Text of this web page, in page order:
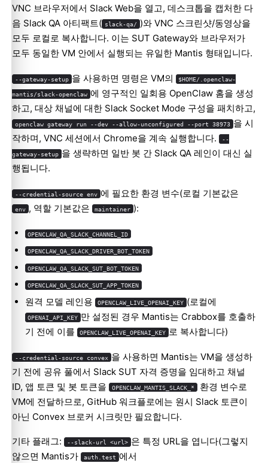
VNC 브라우저에서 Slack Web을 열고, 데스크톱을 캡처한 다
음 Slack QA 아티팩트( slack-qa/ )와 VNC 스크린샷/동영상을
모두 로컬로 복사합니다. 이는 SUT Gateway와 브라우저가
모두 동일한 VM 안에서 실행되는 유일한 Mantis 형태입니다.
--gateway-setup 을 사용하면 명령은 VM의 $HOME/.openclaw-
mantis/slack-openclaw 에 영구적인 일회용 OpenClaw 홈을 생성
하고, 대상 채널에 대한 Slack Socket Mode 구성을 패치하고,
openclaw gateway run --dev --allow-unconfigured --port 38973 을 시
작하며, VNC 세션에서 Chrome을 계속 실행합니다.
--
gateway-setup 을 생략하면 일반 봇 간 Slack QA 레인이 대신 실
행됩니다.
--credential-source env 에 필요한 환경 변수(로컬 기본값은
env , 역할 기본값은 maintainer ):
OPENCLAW_QA_SLACK_CHANNEL_ID
OPENCLAW_QA_SLACK_DRIVER_BOT_TOKEN
OPENCLAW_QA_SLACK_SUT_BOT_TOKEN
OPENCLAW_QA_SLACK_SUT_APP_TOKEN
원격 모델 레인용 OPENCLAW_LIVE_OPENAI_KEY (로컬에
OPENAI_API_KEY 만 설정된 경우 Mantis는 Crabbox를 호출하
기 전에 이를
OPENCLAW_LIVE_OPENAI_KEY 로 복사합니다)
--credential-source convex 을 사용하면 Mantis는 VM을 생성하
기 전에 공유 풀에서 Slack SUT 자격 증명을 임대하고 채널
ID, 앱 토큰 및 봇 토큰을
OPENCLAW_MANTIS_SLACK_* 환경 변수로
VM에 전달하므로, GitHub 워크플로에는 원시 Slack 토큰이
아닌 Convex 브로커 시크릿만 필요합니다.
기타 플래그: --slack-url <url> 은 특정 URL을 엽니다(그렇지
않으면 Mantis가
auth.test 에서